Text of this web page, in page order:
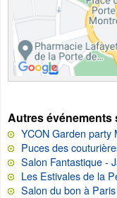
Autres événements
YCON Garden party
Puces des
Salon Fantastique -
Les Estivales de la
Salon du bon à Paris